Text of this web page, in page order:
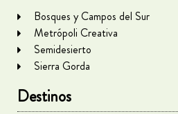
Bosques y Campos del Sur
Metrópoli Creativa
Semidesierto
Sierra Gorda
Destinos